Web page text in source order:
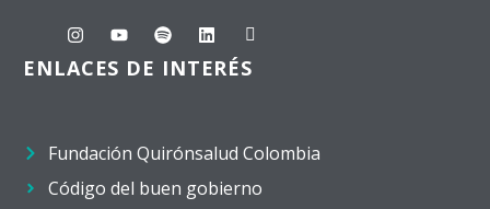
ENLACES DE INTERÉS
Fundación Quirónsalud Colombia
Código del buen gobierno